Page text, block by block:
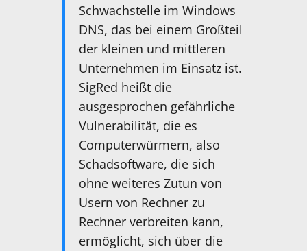
Schwachstelle im Windows
DNS, das bei einem Großteil
der kleinen und mittleren
Unternehmen im Einsatz ist.
SigRed heißt die
ausgesprochen gefährliche
Vulnerabilität, die es
Computerwürmern, also
Schadsoftware, die sich
ohne weiteres Zutun von
Usern von Rechner zu
Rechner verbreiten kann,
ermöglicht, sich über die